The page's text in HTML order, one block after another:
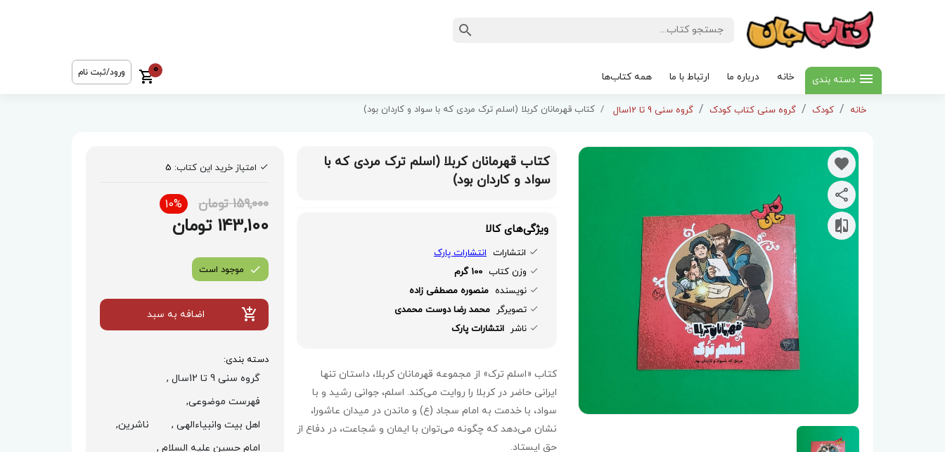
دسته بندی خانه درباره ما ارتباط با ما همه کتاب‌ها
0 ورود/ثبت نام
خانه کودک گروه سنی کتاب کودک گروه سنی 9 تا 12سال کتاب قهرمانان کربلا (اسلم ترک مردی که با سواد و کاردان بود)
کتاب قهرمانان کربلا (اسلم ترک مردی که با
سواد و کاردان بود)
ویژگی‌های کالا
انتشارات انتشارات پارک
وزن کتاب 100 گرم
نویسنده منصوره مصطفی زاده
تصویرگر محمد رضا دوست محمدی
ناشر انتشارات پارک
کتاب «اسلم ترک» از مجموعه قهرمانان کربلا، داستان تنها
ایرانی حاضر در کربلا را روایت می‌کند. اسلم، جوانی رشید و با
سواد، با خدمت به امام سجاد (ع) و ماندن در میدان عاشورا،
نشان می‌دهد که چگونه می‌توان با ایمان و شجاعت، در دفاع از
حق ایستاد.
امتیاز خرید این کتاب: 5
159,000 تومان 10%
143,100 تومان
موجود است
اضافه به سبد
دسته بندی:
گروه سنی 9 تا 12سال ,
فهرست موضوعی,
اهل بیت وانبیاءالهی ,
ناشرین,
امام حسین علیه السلام ,